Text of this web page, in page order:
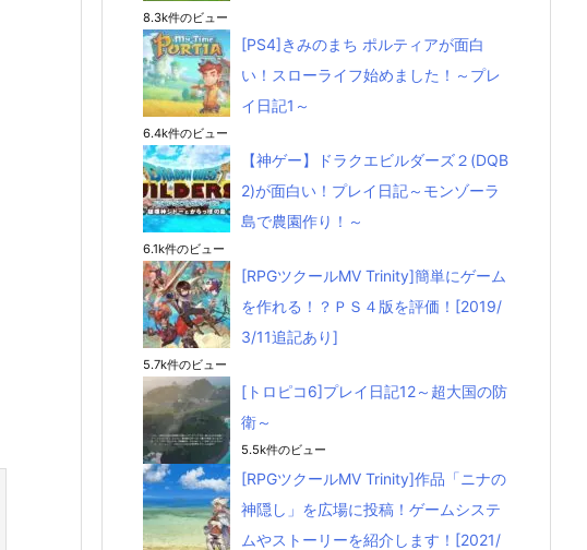
8.3k件のビュー
[PS4]きみのまち ポルティアが面白
い！スローライフ始めました！～プレ
イ日記1～
6.4k件のビュー
【神ゲー】ドラクエビルダーズ２(DQB
2)が面白い！プレイ日記～モンゾーラ
島で農園作り！～
6.1k件のビュー
[RPGツクールMV Trinity]簡単にゲーム
を作れる！？ＰＳ４版を評価！[2019/
3/11追記あり]
5.7k件のビュー
[トロピコ6]プレイ日記12～超大国の防
衛～
5.5k件のビュー
[RPGツクールMV Trinity]作品「ニナの
神隠し」を広場に投稿！ゲームシステ
ムやストーリーを紹介します！[2021/